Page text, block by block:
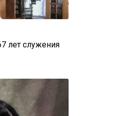
лет служения